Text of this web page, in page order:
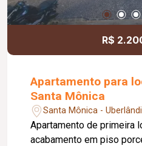
R$
Apartamento para
Santa Mônica
Santa Mônica -
Apartamento de primeira
acabamento em piso